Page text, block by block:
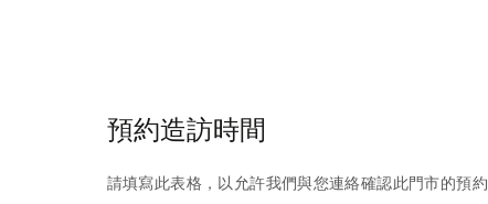
預約造訪時間
請填寫此表格，以允許我們與您連絡確認此門市的預約